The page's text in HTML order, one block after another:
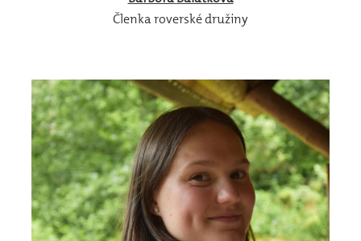
Členka roverské družiny